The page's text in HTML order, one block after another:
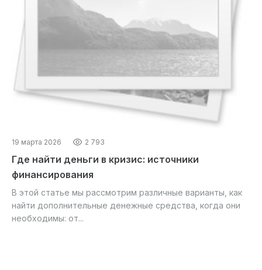
19 марта 2026 2 793
Где найти деньги в кризис: источники
финансирования
В этой статье мы рассмотрим различные варианты, как
найти дополнительные денежные средства, когда они
необходимы: от...